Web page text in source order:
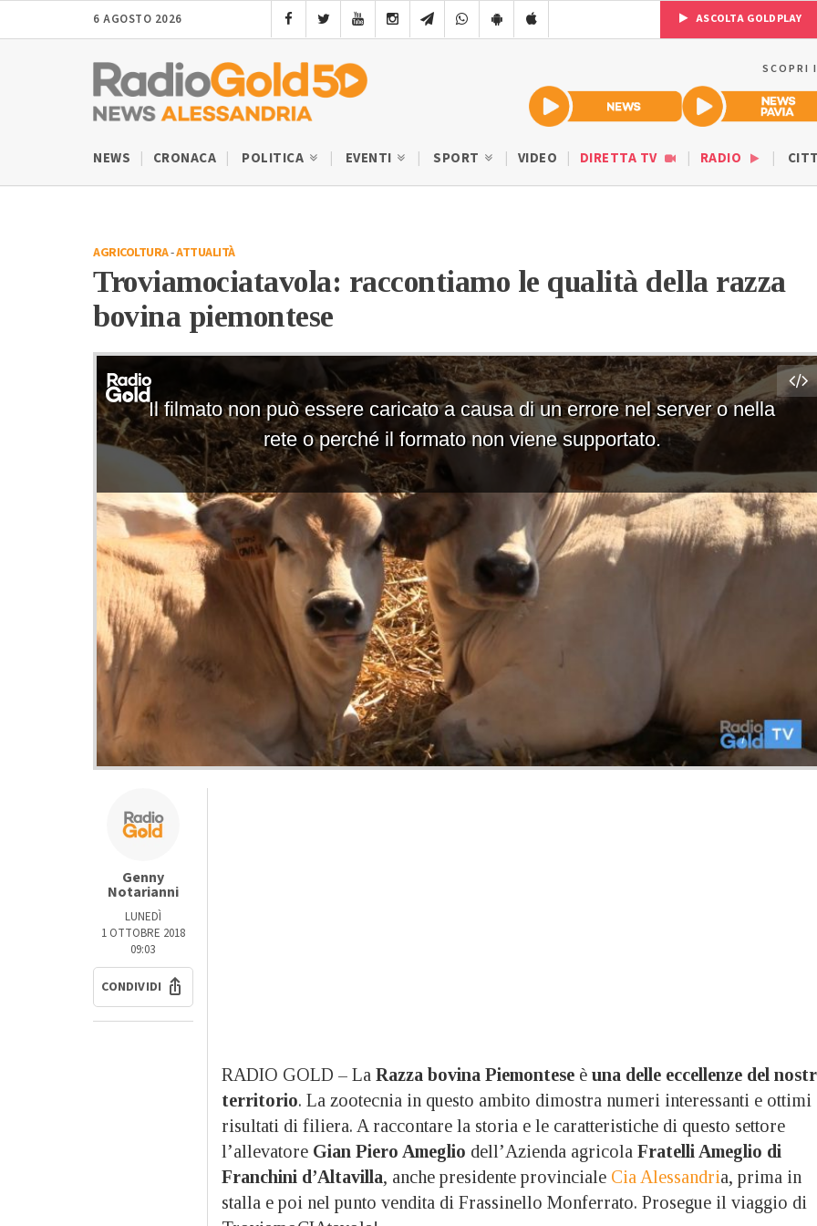
6 AGOSTO 2026 ASCOLTA GOLDPLAY
SCOPRI
NEWS CRONACA POLITICA EVENTI SPORT VIDEO DIRETTA TV RADIO
AGRICOLTURA-ATTUALITÀ
Troviamociatavola: raccontiamo le qualità della razza
bovina piemontese
Genny
Notarianni
LUNEDÌ
1 OTTOBRE 2018
09:03
CONDIVIDI
RADIO GOLD – La Razza bovina Piemonteseè una delle eccellenze del
territorio. La zootecnia in questo ambito dimostra numeri interessanti e ottimi
risultati di filiera. A raccontare la storia e le caratteristiche di questo settore
l’allevatore Gian Piero Ameglio dell’Azienda agricola Fratelli Ameglio di
Franchini d’Altavilla, anche presidente provinciale Cia Alessandria, prima in
stalla e poi nel punto vendita di Frassinello Monferrato. Prosegue il viaggio di